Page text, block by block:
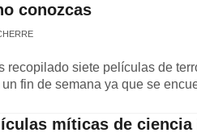
conozcas
recopilado siete películas de
fin de semana ya que se
míticas de